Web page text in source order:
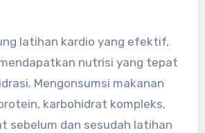
latihan kardio yang efektif,
nutrisi yang tepat
Mengonsumsi makanan
karbohidrat kompleks,
sebelum dan sesudah latihan